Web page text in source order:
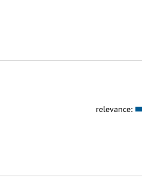
relevance: